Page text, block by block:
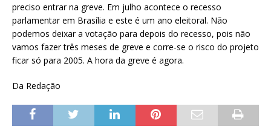
preciso entrar na greve. Em julho acontece o recesso
parlamentar em Brasília e este é um ano eleitoral. Não
podemos deixar a votação para depois do recesso, pois não
vamos fazer três meses de greve e corre-se o risco do projeto
ficar só para 2005. A hora da greve é agora.
Da Redação